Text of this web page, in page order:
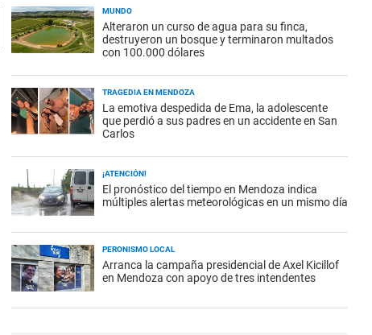
MUNDO
Alteraron un curso de agua para su finca,
destruyeron un bosque y terminaron multados
con 100.000 dólares
TRAGEDIA EN MENDOZA
La emotiva despedida de Ema, la adolescente
que perdió a sus padres en un accidente en San
Carlos
¡ATENCIÓN!
El pronóstico del tiempo en Mendoza indica
múltiples alertas meteorológicas en un mismo día
PERONISMO LOCAL
Arranca la campaña presidencial de Axel Kicillof
en Mendoza con apoyo de tres intendentes